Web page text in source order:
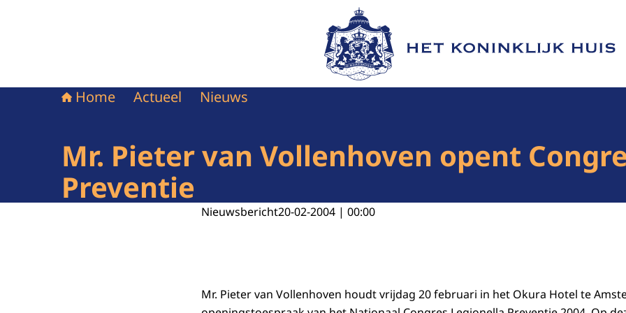
Naar de homepage van Het Koninklijk Huis
Home Actueel Nieuws
Mr. Pieter van Vollenhoven opent
Preventie
Nieuwsbericht20-02-2004 | 00:00
Mr. Pieter van Vollenhoven houdt vrijdag 20 februari in het Okura Hotel te